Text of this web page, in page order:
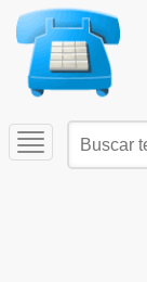
Toggle
navigation